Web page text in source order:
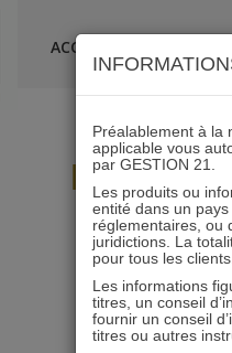
ACCUEIL
Préalablement à la
applicable vous
par GESTION 21.
Les produits ou
entité dans un
réglementaires, ou
juridictions. La
pour tous les clients.
Les informations
titres, un conseil
fournir un conseil
titres ou autres